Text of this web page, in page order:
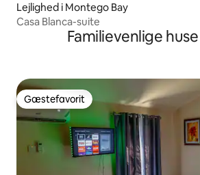
Lejlighed i Montego Bay
Casa Blanca-suite
Familievenlige
Gæstefavorit
Gæstefavorit